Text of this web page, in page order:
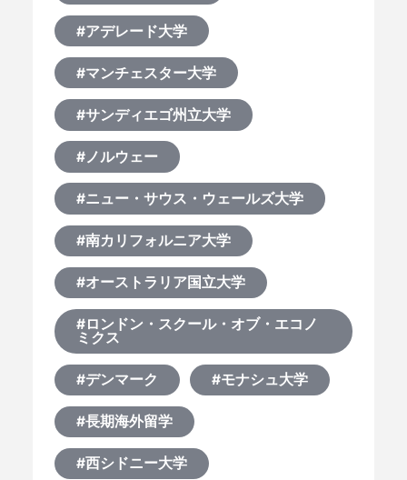
#アデレード大学
#マンチェスター大学
#サンディエゴ州立大学
#ノルウェー
#ニュー・サウス・ウェールズ大学
#南カリフォルニア大学
#オーストラリア国立大学
#ロンドン・スクール・オブ・エコノ
ミクス
#デンマーク #モナシュ大学
#長期海外留学
#西シドニー大学